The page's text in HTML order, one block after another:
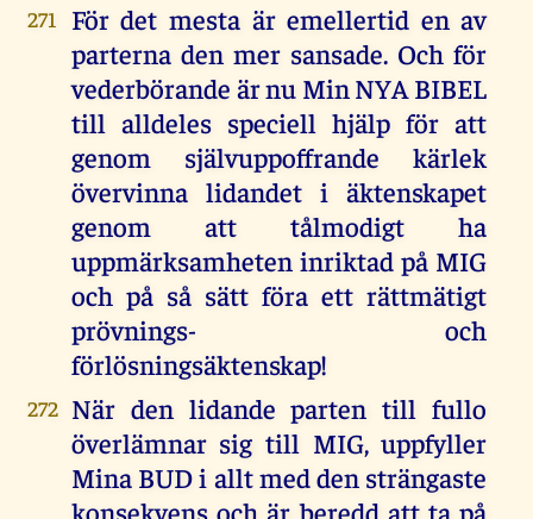
271
För det mesta är emellertid en av
parterna den mer sansade. Och för
vederbörande är nu Min NYA BIBEL
till alldeles speciell hjälp för att
genom självuppoffrande kärlek
övervinna lidandet i äktenskapet
genom att tålmodigt ha
uppmärksamheten inriktad på MIG
och på så sätt föra ett rättmätigt
prövnings- och
förlösningsäktenskap!
272 När den lidande parten till fullo
överlämnar sig till MIG, uppfyller
Mina BUD i allt med den strängaste
konsekvens och är beredd att ta på